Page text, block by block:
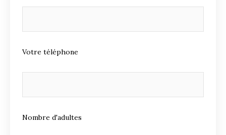
Votre téléphone
Nombre d'adultes